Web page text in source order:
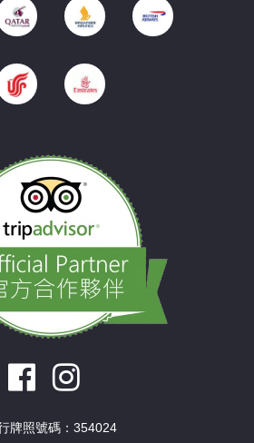
牌照號碼：354024